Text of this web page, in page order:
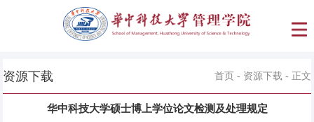
资源下载 首页 - 资源下载- 正文
华中科技大学硕士博上学位论文检测及处理规定